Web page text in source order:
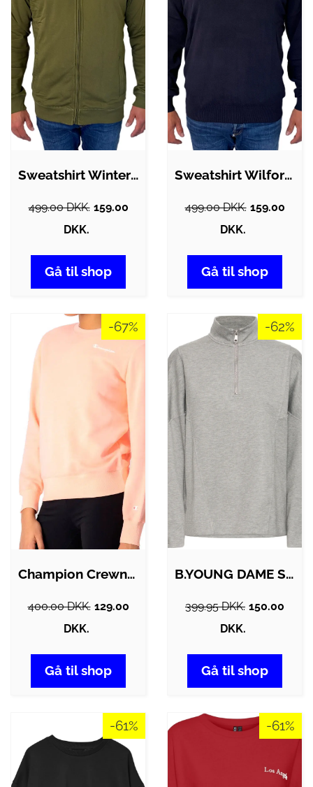
Sweatshirt Winter Moss fra Vinson Camp i…
499.00 DKK. 159.00
DKK.
Gå til shop
Sweatshirt Wilford Knit fra Vinson Camp…
499.00 DKK. 159.00
DKK.
Gå til shop
-67%
Champion Crewneck Sweatshirt Dame
400.00 DKK. 129.00
DKK.
Gå til shop
-62%
B.YOUNG DAME SWEATSHIRT BYPUSTI - Mid…
399.95 DKK. 150.00
DKK.
Gå til shop
-61% -61%